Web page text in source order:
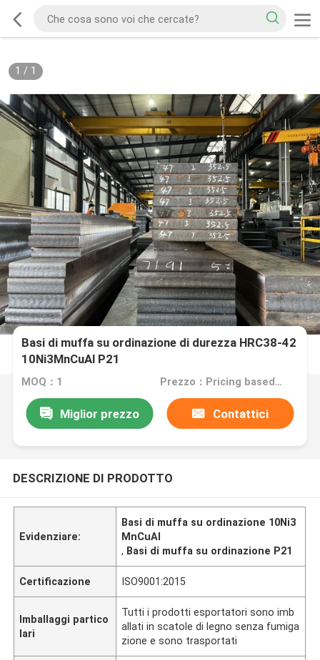
1 / 1
Basi di muffa su ordinazione di durezza HRC38-42
10Ni3MnCuAl P21
MOQ：1 Prezzo：Pricing based on weight and material
Miglior prezzo Contattici
DESCRIZIONE DI PRODOTTO
Evidenziare:
Basi di muffa su ordinazione 10Ni3
MnCuAl
, Basi di muffa su ordinazione P21
Certificazione ISO9001:2015
Imballaggi partico
lari
Tutti i prodotti esportatori sono imb
allati in scatole di legno senza fumiga
zione e sono trasportati